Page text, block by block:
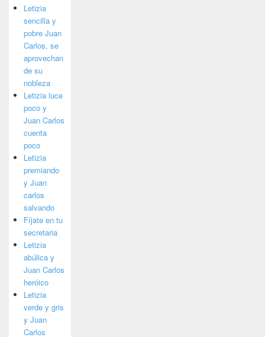
Letizia
sencilla y
pobre Juan
Carlos, se
aprovechan
de su
nobleza
Letizia luce
poco y
Juan Carlos
cuenta
poco
Letizia
premiando
y Juan
carlos
salvando
Fíjate en tu
secretaria
Letizia
abúlica y
Juan Carlos
heróico
Letizia
verde y gris
y Juan
Carlos